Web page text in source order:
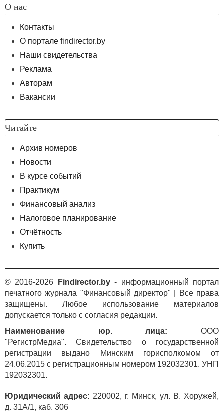
О нас
Контакты
О портале findirector.by
Наши свидетельства
Реклама
Авторам
Вакансии
Читайте
Архив номеров
Новости
В курсе событий
Практикум
Финансовый анализ
Налоговое планирование
Отчётность
Купить
© 2016-2026 Findirector.by- информационный портал
печатного журнала "Финансовый директор" | Все права
защищены. Любое использование материалов
допускается только с согласия редакции.
Наименование юр. лица: ООО
"РегистрМедиа". Свидетельство о государственной
регистрации выдано Минским горисполкомом от
24.06.2015 с регистрационным номером 192032301. УНП
192032301.
Юридический адрес: 220002, г. Минск, ул. В. Хоружей,
д. 31А/1, каб. 306